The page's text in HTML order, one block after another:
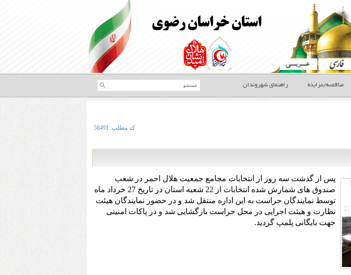
مناقصه/مزایده راهنمای شهروندان
کد مطلب: 58491
پس از گذشت سه روز از انتخابات مجامع جمعیت هلال احمر در شعب
صندوق های شمارش شده انتخابات از 22 شعبه استان در تاریخ 27 خرداد ماه
توسط نمایندگان حراست به این اداره منتقل شد و در حضور نمایندگان هیئت
نظارت و هیئت اجرایی در محل حراست بازگشایی شد و در پاکات امنیتی
جهت بایگانی پلمپ گردید.